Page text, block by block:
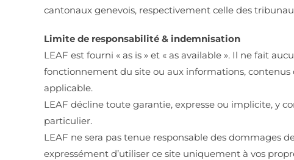
cantonaux genevois, respectivement celle des
Limite de responsabilité & indemnisation
LEAF est fourni « as is » et « as available ». Il ne fait
fonctionnement du site ou aux informations, contenus
applicable.
LEAF décline toute garantie, expresse ou implicite, y
particulier.
LEAF ne sera pas tenue responsable des dommages
expressément d’utiliser ce site uniquement à vos